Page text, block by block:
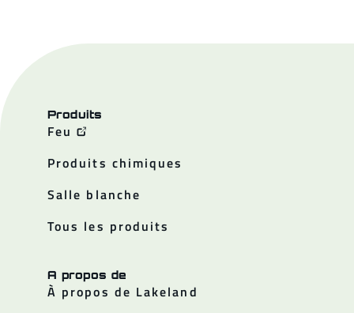
Produits
Feu
Produits chimiques
Salle blanche
Tous les produits
A propos de
À propos de Lakeland